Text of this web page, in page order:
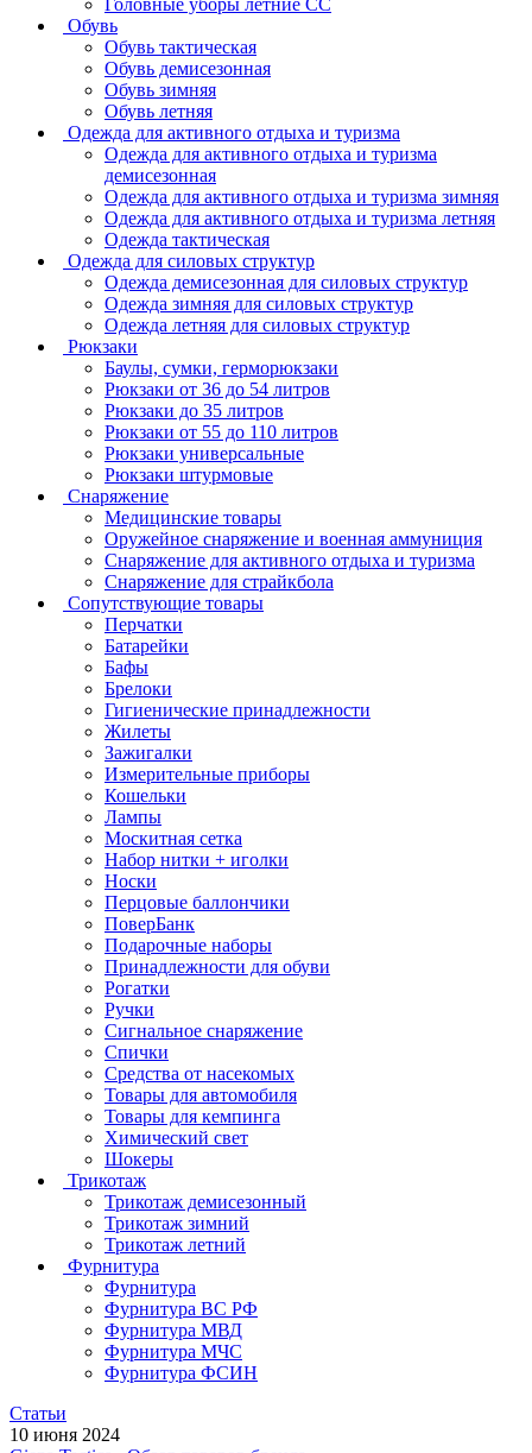
Головные уборы летние СС
Обувь
Обувь тактическая
Обувь демисезонная
Обувь зимняя
Обувь летняя
Одежда для активного отдыха и туризма
Одежда для активного отдыха и туризма
демисезонная
Одежда для активного отдыха и туризма зимняя
Одежда для активного отдыха и туризма летняя
Одежда тактическая
Одежда для силовых структур
Одежда демисезонная для силовых структур
Одежда зимняя для силовых структур
Одежда летняя для силовых структур
Рюкзаки
Баулы, сумки, герморюкзаки
Рюкзаки от 36 до 54 литров
Рюкзаки до 35 литров
Рюкзаки от 55 до 110 литров
Рюкзаки универсальные
Рюкзаки штурмовые
Снаряжение
Медицинские товары
Оружейное снаряжение и военная аммуниция
Снаряжение для активного отдыха и туризма
Снаряжение для страйкбола
Сопутствующие товары
Перчатки
Батарейки
Бафы
Брелоки
Гигиенические принадлежности
Жилеты
Зажигалки
Измерительные приборы
Кошельки
Лампы
Москитная сетка
Набор нитки + иголки
Носки
Перцовые баллончики
ПоверБанк
Подарочные наборы
Принадлежности для обуви
Рогатки
Ручки
Сигнальное снаряжение
Спички
Средства от насекомых
Товары для автомобиля
Товары для кемпинга
Химический свет
Шокеры
Трикотаж
Трикотаж демисезонный
Трикотаж зимний
Трикотаж летний
Фурнитура
Фурнитура
Фурнитура ВС РФ
Фурнитура МВД
Фурнитура МЧС
Фурнитура ФСИН
Статьи
10 июня 2024